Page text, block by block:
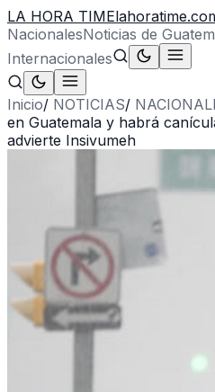
LA HORA TIME
NacionalesNoticias de
Internacionales
Inicio/ NOTICIAS/
en Guatemala y habrá
advierte Insivumeh